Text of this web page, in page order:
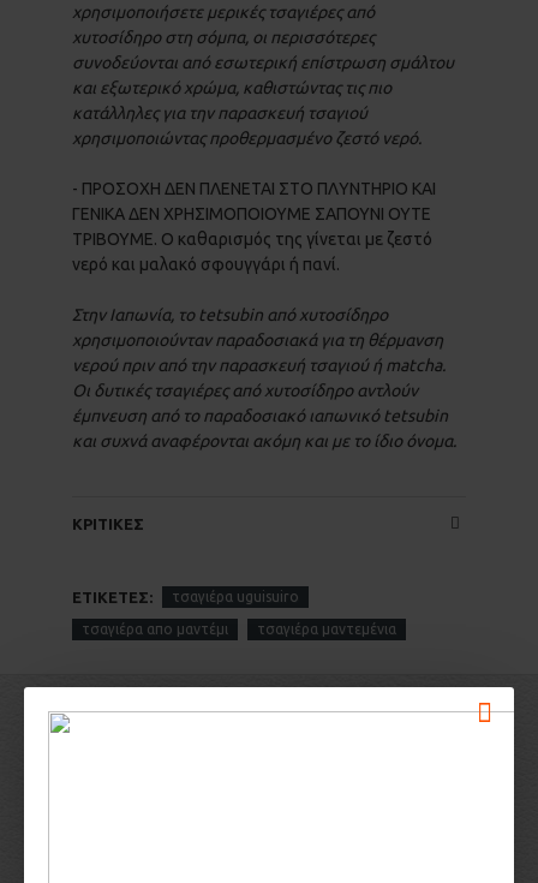
χρησιμοποιήσετε μερικές τσαγιέρες από
χυτοσίδηρο στη σόμπα, οι περισσότερες
συνοδεύονται από εσωτερική επίστρωση σμάλτου
και εξωτερικό χρώμα, καθιστώντας τις πιο
κατάλληλες για την παρασκευή τσαγιού
χρησιμοποιώντας προθερμασμένο ζεστό νερό.
- ΠΡΟΣΟΧΗ ΔΕΝ ΠΛΕΝΕΤΑΙ ΣΤΟ ΠΛΥΝΤΗΡΙΟ ΚΑΙ
ΓΕΝΙΚΑ ΔΕΝ ΧΡΗΣΙΜΟΠΟΙΟΥΜΕ ΣΑΠΟΥΝΙ ΟΥΤΕ
ΤΡΙΒΟΥΜΕ. Ο καθαρισμός της γίνεται με ζεστό
νερό και μαλακό σφουγγάρι ή πανί.
Στην Ιαπωνία, το tetsubin από χυτοσίδηρο
χρησιμοποιούνταν παραδοσιακά για τη θέρμανση
νερού πριν από την παρασκευή τσαγιού ή matcha.
Οι δυτικές τσαγιέρες από χυτοσίδηρο αντλούν
έμπνευση από το παραδοσιακό ιαπωνικό tetsubin
και συχνά αναφέρονται ακόμη και με το ίδιο όνομα.
ΚΡΙΤΙΚΕΣ
ΕΤΙΚΈΤΕΣ: τσαγιέρα uguisuiro
τσαγιέρα απο μαντέμι τσαγιέρα μαντεμένια